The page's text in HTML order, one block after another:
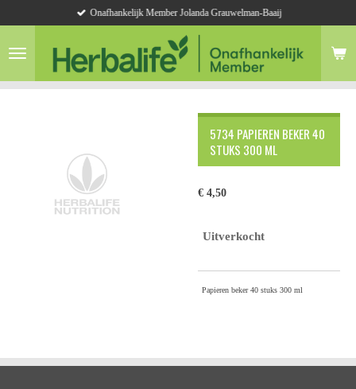
naar
hoofdinhoud
Onafhankelijk Member Jolanda Grauwelman-Baaij
5734 PAPIEREN BEKER 40
STUKS 300 ML
€ 4,50
Uitverkocht
Papieren beker 40 stuks 300 ml